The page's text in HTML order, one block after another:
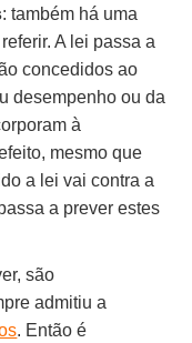
: também há uma
A lei passa a
concedidos ao
desempenho ou da
à
mesmo que
a lei vai contra a
a prever estes
são
admitiu a
. Então é